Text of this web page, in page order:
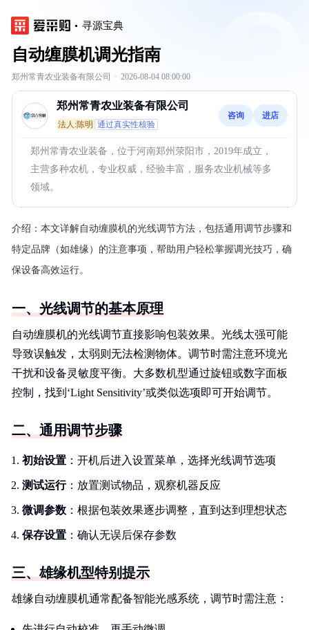
寻源宝典
自动缠膜机调光指南
郑州常青农业装备有限公司 · 2026-08-04 08:00:00
郑州常青农业装备有限公司
法人:陈明 通过真实性核验
咨询 进店
郑州常青农业装备，位于河南郑州荥阳市，2019年成立，
主营多种农机，专业权威，经验丰富，服务农业机械等多
领域。
介绍： 本文详解自动缠膜机的光线调节方法，包括通用调节步骤和
特定品牌（如雄缘）的注意事项，帮助用户轻松掌握调光技巧，确
保设备高效运行。
一、光线调节的基本原理
自动缠膜机的光线调节直接影响包装效果。光线太强可能
导致误触发，太弱则无法检测物体。调节时需注意环境光
干扰和设备灵敏度平衡。大多数机型通过旋钮或数字面板
控制，找到‘Light Sensitivity’或类似选项即可开始调节。
二、通用调节步骤
初始设置 ：开机后进入设置菜单，选择光线调节选项
测试运行：放置测试物品，观察机器反应
微调参数 ：根据包装效果逐步调整，直到达到理想状态
保存设置 ：确认无误后保存参数
三、雄缘机型特别提示
雄缘自动缠膜机通常配备智能光感系统，调节时需注意：